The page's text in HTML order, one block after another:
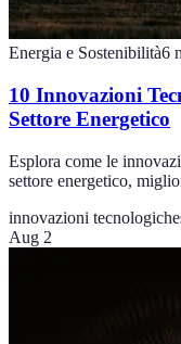
Energia e Sostenibilità6
10 Innovazioni
Settore Energetico
Esplora come le
settore energetico,
innovazioni tecnologiche
Aug 2